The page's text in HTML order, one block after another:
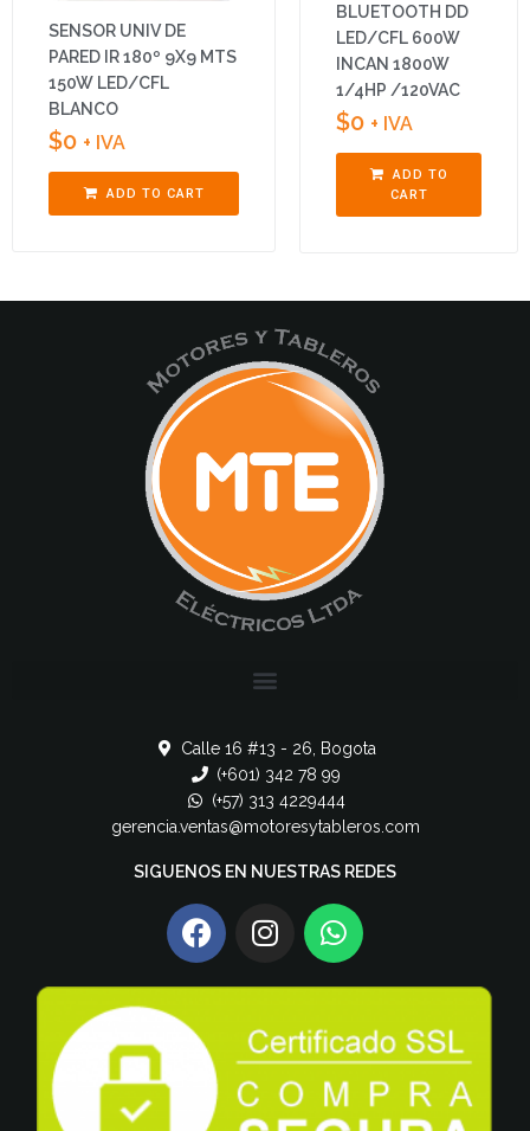
SENSOR UNIV DE
PARED IR 180º 9X9 MTS
150W LED/CFL
BLANCO
$0 + IVA
ADD TO CART
BLUETOOTH DD
LED/CFL 600W
INCAN 1800W
1/4HP /120VAC
$0 + IVA
ADD TO
CART
Calle 16 #13 - 26, Bogota
(+601) 342 78 99
(+57) 313 4229444
gerencia.ventas@motoresytableros.com
SIGUENOS EN NUESTRAS REDES